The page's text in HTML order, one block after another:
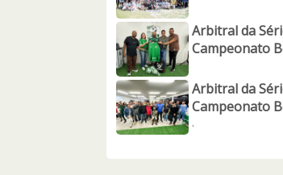
Arbitral da
Campeonato
Arbitral da
Campeonato
.